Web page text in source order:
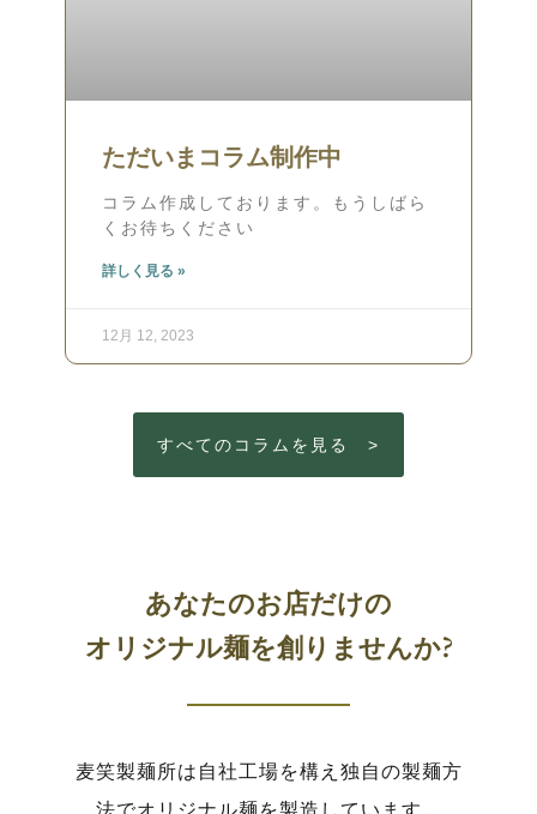
ただいまコラム制作中
コラム作成しております。もうしばら
くお待ちください
詳しく見る »
12月 12, 2023
すべてのコラムを見る >
あなたのお店だけの
オリジナル麺を創りませんか?
麦笑製麺所は自社工場を構え独自の製麺方
法でオリジナル麺を製造しています。